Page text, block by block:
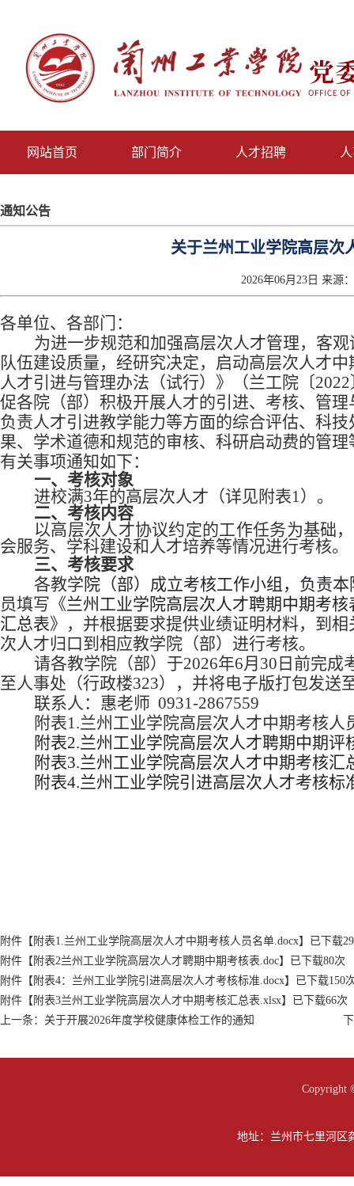
网站首页 部门简介 人才招聘
通知公告
关于兰州工业学院高层次
2026年06月23日 来源
各单位、各部门：
为进一步规范和加强高层次人才管理，客
队伍建设质量，经研究决定，启动高层次人才
人才引进与管理办法（试行）》（兰工院〔
促各院（部）积极开展人才的引进、考核、管
负责人才引进教学能力等方面的综合评估、科
果、学术道德和规范的审核、科研启动费的管
有关事项通知如下：
一、考核对象
进校满3年的高层次人才（详见附表1）。
二、考核内容
以高层次人才协议约定的工作任务为基础
会服务、学科建设和人才培养等情况进行考核。
三、考核要求
各教学院（部）成立考核工作小组，负责
员填写《兰州工业学院高层次人才聘期中期考核
汇总表》，并根据要求提供业绩证明材料，到
次人才归口到相应教学院（部）进行考核。
请各教学院（部）于2026年6月30日前完成
至人事处（行政楼323），并将电子版打包发送
联系人：惠老师 0931-2867559
附表1.兰州工业学院高层次人才中期考核人
附表2.兰州工业学院高层次人才聘期中期评
附表3.兰州工业学院高层次人才中期考核汇
附表4.兰州工业学院引进高层次人才考核标
附件【 附表1.兰州工业学院高层次人才中期考核人员名单.docx】已下载
附件【 附表2兰州工业学院高层次人才聘期中期考核表.doc】已下载80次
附件【 附表4：兰州工业学院引进高层次人才考核标准.docx】已下载150
附件【 附表3兰州工业学院高层次人才中期考核汇总表.xlsx】已下载66次
上一条： 关于开展2026年度学校健康体检工作的通知
Copyright
地址：兰州市七里河